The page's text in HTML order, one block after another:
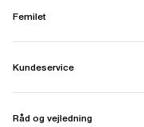
Femilet
Kundeservice
Råd og vejledning